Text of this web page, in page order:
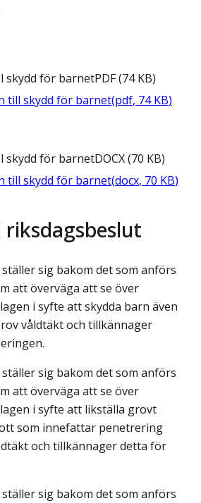
skydd för barnetPDF(74 KB)
till skydd för barnet(pdf, 74 KB)
skydd för barnetDOCX(70 KB)
till skydd för barnet(docx, 70 KB)
riksdagsbeslut
ställer sig bakom det som anförs
att överväga att se över
i syfte att skydda barn även
våldtäkt och tillkännager
ställer sig bakom det som anförs
att överväga att se över
i syfte att likställa grovt
som innefattar penetrering
och tillkännager detta för
ställer sig bakom det som anförs